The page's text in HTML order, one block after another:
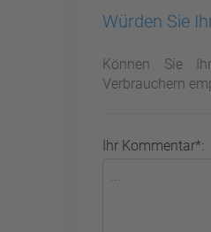
Würden Sie
Können Sie
Verbrauchern
Ihr Kommentar*: